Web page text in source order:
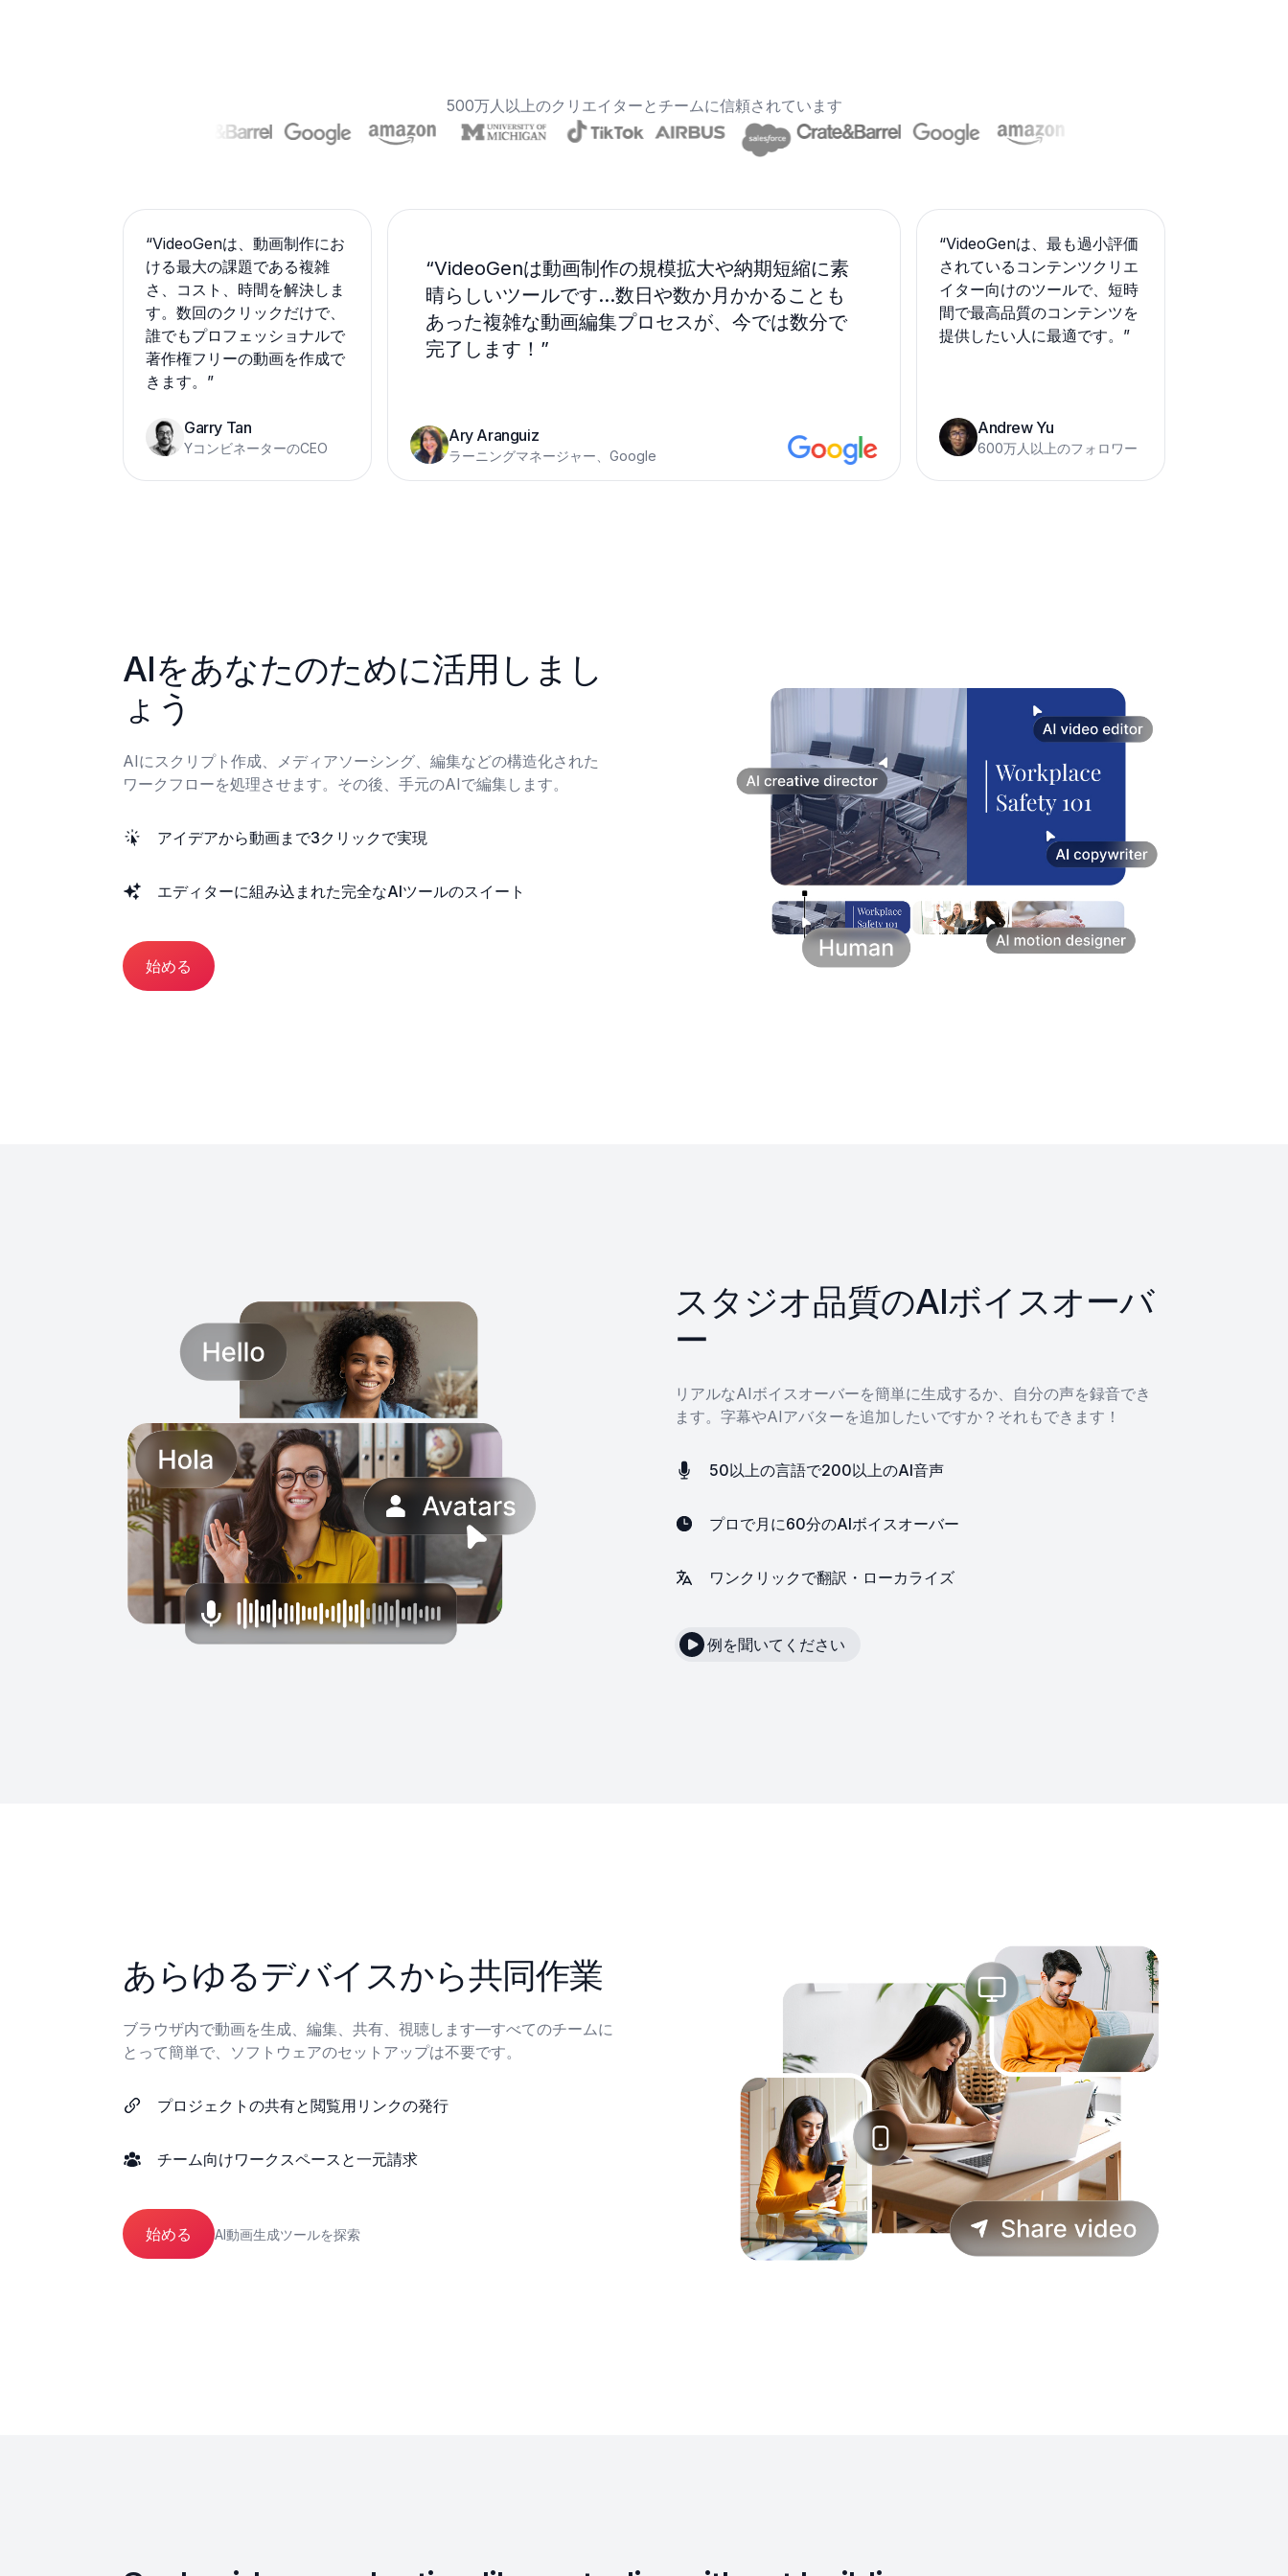
500万人以上のクリエイターとチームに信頼されています
“VideoGenは動画制作の規模拡大や納期短縮に素
晴らしいツールです…数日や数か月かかることも
あった複雑な動画編集プロセスが、今では数分で
完了します！ ”
Ary Aranguiz
ラーニングマネージャー、Google
“VideoGenは、動画制作にお
ける最大の課題である複雑
さ、コスト、時間を解決しま
す。数回のクリックだけで、
誰でもプロフェッショナルで
著作権フリーの動画を作成で
きます。 ”
Garry Tan
YコンビネーターのCEO
“VideoGenは、最も過小評価
されているコンテンツクリエ
イター向けのツールで、短時
間で最高品質のコンテンツを
提供したい人に最適です。 ”
Andrew Yu
600万人以上のフォロワー
AIをあなたのために活用しまし
ょう
AIにスクリプト作成、メディアソーシング、編集などの構造化された
ワークフローを処理させます。その後、手元のAIで編集します。
アイデアから動画まで3クリックで実現
エディターに組み込まれた完全なAIツールのスイート
始める
スタジオ品質のAIボイスオーバ
ー
リアルなAIボイスオーバーを簡単に生成するか、自分の声を録音でき
ます。字幕やAIアバターを追加したいですか？それもできます！
50以上の言語で200以上のAI音声
プロで月に60分のAIボイスオーバー
ワンクリックで翻訳・ローカライズ
例を聞いてください
あらゆるデバイスから共同作業
ブラウザ内で動画を生成、編集、共有、視聴します—すべてのチームに
とって簡単で、ソフトウェアのセットアップは不要です。
プロジェクトの共有と閲覧用リンクの発行
チーム向けワークスペースと一元請求
始める AI動画生成ツールを探索